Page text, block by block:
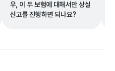
우, 이 두 보험에 대해서만 상실
신고를 진행하면 되나요?